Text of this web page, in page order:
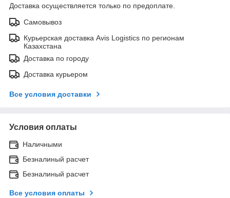
Доставка осуществляется только по предоплате.
Самовывоз
Курьерская доставка Avis Logistics по регионам
Казахстана
Доставка по городу
Доставка курьером
Все условия доставки
Условия оплаты
Наличными
Безналиный расчет
Безналиный расчет
Все условия оплаты